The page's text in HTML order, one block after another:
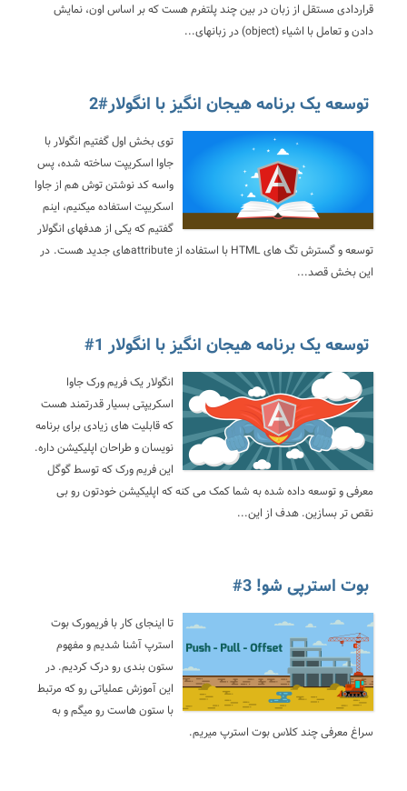
قراردادی مستقل از زبان در بین چند پلتفرم هست که بر اساس اون، نمایش
دادن و تعامل با اشیاء (object) در زبانهای...
توسعه یک برنامه هیجان انگیز با انگولار#2
توی بخش اول گفتیم انگولار با
جاوا اسکریپت ساخته شده، پس
واسه کد نوشتن توش هم از جاوا
اسکریپت استفاده میکنیم، اینم
گفتیم که یکی از هدفهای انگولار
توسعه و گسترش تگ های HTML با استفاده از attributeهای جدید هست. در
این بخش قصد...
توسعه یک برنامه هیجان انگیز با انگولار 1#
انگولار یک فریم ورک جاوا
اسکریپتی بسیار قدرتمند هست
که قابلیت های زیادی برای برنامه
نویسان و طراحان اپلیکیشن داره.
این فریم ورک که توسط گوگل
معرفی و توسعه داده شده به شما کمک می کنه که اپلیکیشن خودتون رو بی
نقص تر بسازین. هدف از این...
بوت استرپی شو! 3#
تا اینجای کار با فریمورک بوت
استرپ آشنا شدیم و مفهوم
ستون بندی رو درک کردیم. در
این آموزش عملیاتی رو که مرتبط
با ستون هاست رو میگم و به
سراغ معرفی چند کلاس بوت استرپ میریم.